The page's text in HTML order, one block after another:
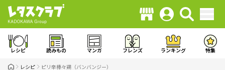
レシピ 読みもの マンガ フレンズ ランキング 特集
レシピ ピリ辛棒々鶏（バンバンジー）